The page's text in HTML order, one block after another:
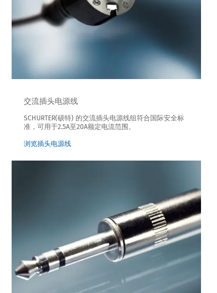
交流插头电源线
SCHURTER(硕特) 的交流插头电源线组符合国际安全标
准，可用于2.5A至20A额定电流范围。
浏览插头电源线